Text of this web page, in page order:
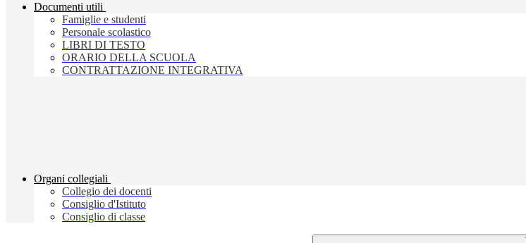
Documenti utili
Famiglie e studenti
Personale scolastico
LIBRI DI TESTO
ORARIO DELLA SCUOLA
CONTRATTAZIONE INTEGRATIVA
Organi collegiali
Collegio dei docenti
Consiglio d'Istituto
Consiglio di classe